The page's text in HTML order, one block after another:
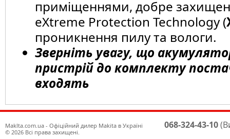
приміщеннями, добре
eXtreme Protection Technology (
проникнення пилу та вологи.
Зверніть увагу, що
пристрій до комплекту
входять
Maklta.com.ua - Офіційний дилер Makita в Україні
© 2026 Всі права захищені.
068-324-43-10